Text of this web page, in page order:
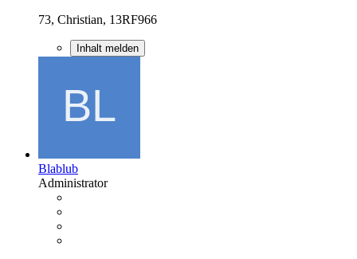
73, Christian, 13RF966
Inhalt melden
Blablub
Administrator